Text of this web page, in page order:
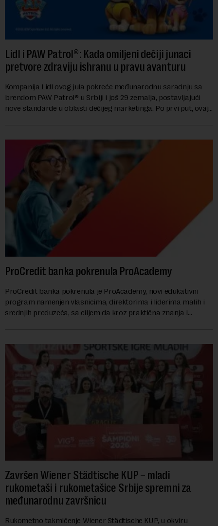
Lidl i PAW Patrol®: Kada omiljeni dečiji junaci
pretvore zdraviju ishranu u pravu avanturu
Kompanija Lidl ovog jula pokreće međunarodnu saradnju sa
brendom PAW Patrol® u Srbiji i još 29 zemalja, postavljajući
nove standarde u oblasti dečijeg marketinga. Po prvi put, ovaj
ProCredit banka pokrenula ProAcademy
ProCredit banka pokrenula je ProAcademy, novi edukativni
program namenjen vlasnicima, direktorima i liderima malih i
srednjih preduzeća, sa ciljem da kroz praktična znanja i
Završen Wiener Städtische KUP – mladi
rukometaši i rukometašice Srbije spremni za
međunarodnu završnicu
Rukometno takmičenje Wiener Städtische KUP, u okviru